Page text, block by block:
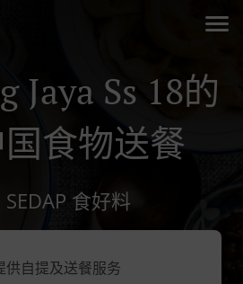
Jaya Ss 18的
食物送餐
SEDAP 食好料
供自提及送餐服务